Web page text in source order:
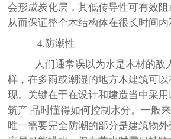
会形成炭化层，其低传导性可有效阻
从而保证整个木结构体在很长时间内
4.防潮性
人们通常误以为水是木材的敌
样，在多雨或潮湿的地方木建筑可
现。关键在于在设计和建造当中采
筑产 品时懂得如何控制水分。一般
唯一需要完全防潮的部分是建筑物